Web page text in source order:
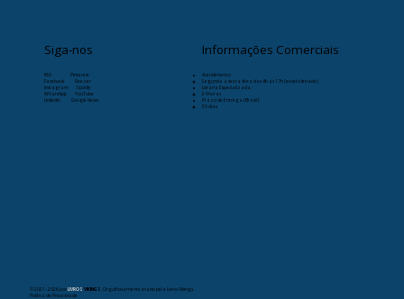
Siga-nos
RSS
Pinterest
Facebook
Deezer
Instagram
Spotify
WhatsApp
YouTube
Linkedin
Google News
Informações Comerciais
Atendimento:
Segunda a sexta-feira das 8h as 17h (exceto feriado)
Livraria Especializada:
24 horas
Prazo de Entrega (Brasil):
30 dias
© 2021- 2026por LIVROSVIKINGS . Orgulhosamente criado pela Livros Vikings.
Política de Privacidade